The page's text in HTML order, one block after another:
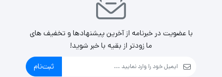
با عضویت در خبرنامه از آخرین پیشنهادها و تخفیف های
ما زودتر از بقیه با خبر شوید!
ثبت‌نام